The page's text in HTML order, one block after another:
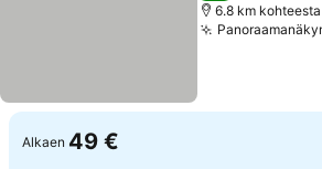
6.8 km
Alkaen 49 €